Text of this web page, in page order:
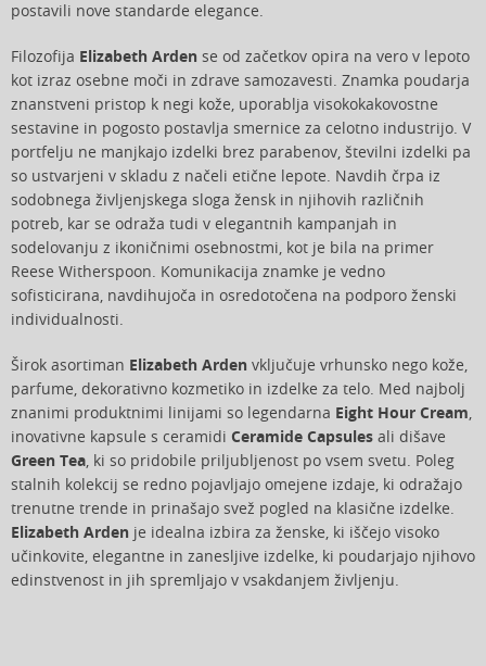
postavili nove standarde elegance.
Filozofija Elizabeth Arden se od začetkov opira na vero v lepoto
kot izraz osebne moči in zdrave samozavesti. Znamka poudarja
znanstveni pristop k negi kože, uporablja visokokakovostne
sestavine in pogosto postavlja smernice za celotno industrijo. V
portfelju ne manjkajo izdelki brez parabenov, številni izdelki pa
so ustvarjeni v skladu z načeli etične lepote. Navdih črpa iz
sodobnega življenjskega sloga žensk in njihovih različnih
potreb, kar se odraža tudi v elegantnih kampanjah in
sodelovanju z ikoničnimi osebnostmi, kot je bila na primer
Reese Witherspoon. Komunikacija znamke je vedno
sofisticirana, navdihujoča in osredotočena na podporo ženski
individualnosti.
Širok asortiman Elizabeth Arden vključuje vrhunsko nego kože,
parfume, dekorativno kozmetiko in izdelke za telo. Med najbolj
znanimi produktnimi linijami so legendarna Eight Hour Cream,
inovativne kapsule s ceramidi Ceramide Capsules ali dišave
Green Tea, ki so pridobile priljubljenost po vsem svetu. Poleg
stalnih kolekcij se redno pojavljajo omejene izdaje, ki odražajo
trenutne trende in prinašajo svež pogled na klasične izdelke.
Elizabeth Arden je idealna izbira za ženske, ki iščejo visoko
učinkovite, elegantne in zanesljive izdelke, ki poudarjajo njihovo
edinstvenost in jih spremljajo v vsakdanjem življenju.